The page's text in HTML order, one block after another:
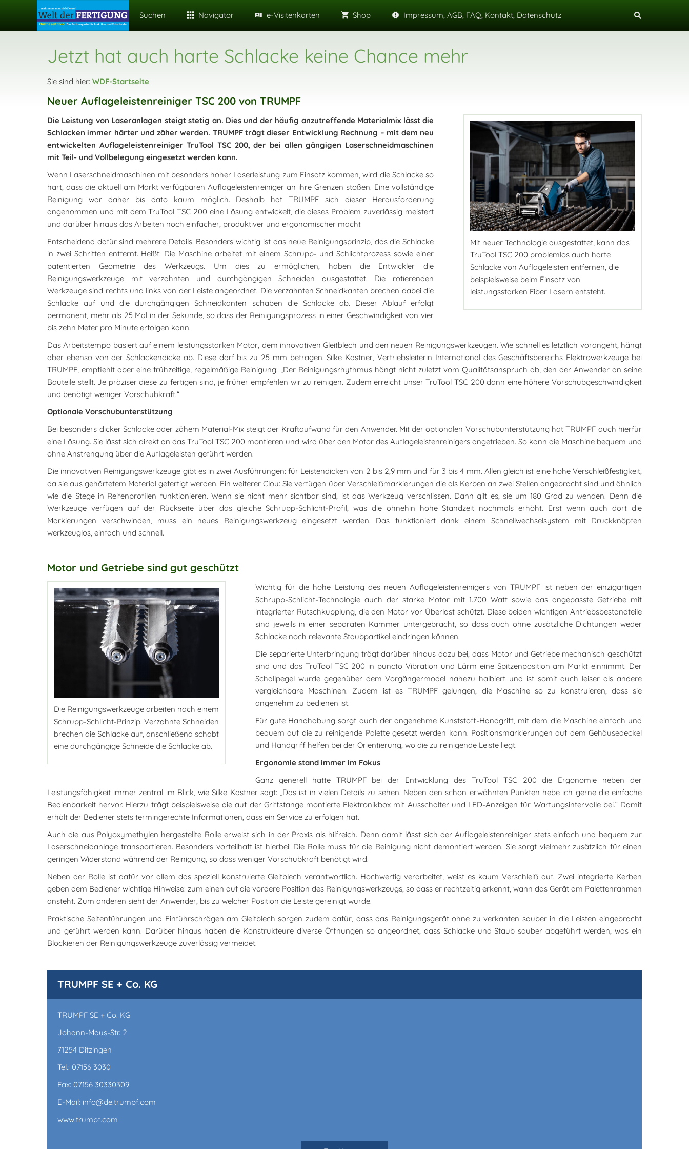
Suchen Navigator e-Visitenkarten Shop Impressum, AGB, FAQ, Kontakt, Datenschutz
Jetzt hat auch harte Schlacke keine Chance mehr
Sie sind hier: WDF-Startseite
Neuer Auflageleistenreiniger TSC 200 von TRUMPF
Mit neuer Technologie ausgestattet, kann das
TruTool TSC 200 problemlos auch harte
Schlacke von Auflageleisten entfernen, die
beispielsweise beim Einsatz von
leistungsstarken Fiber Lasern entsteht.
Die Leistung von Laseranlagen steigt stetig an. Dies und der häufig anzutreffende Materialmix lässt die
Schlacken immer härter und zäher werden. TRUMPF trägt dieser Entwicklung Rechnung – mit dem neu
entwickelten Auflageleistenreiniger TruTool TSC 200, der bei allen gängigen Laserschneidmaschinen
mit Teil- und Vollbelegung eingesetzt werden kann.
Wenn Laserschneidmaschinen mit besonders hoher Laserleistung zum Einsatz kommen, wird die Schlacke so
hart, dass die aktuell am Markt verfügbaren Auflageleistenreiniger an ihre Grenzen stoßen. Eine vollständige
Reinigung war daher bis dato kaum möglich. Deshalb hat TRUMPF sich dieser Herausforderung
angenommen und mit dem TruTool TSC 200 eine Lösung entwickelt, die dieses Problem zuverlässig meistert
und darüber hinaus das Arbeiten noch einfacher, produktiver und ergonomischer macht
Entscheidend dafür sind mehrere Details. Besonders wichtig ist das neue Reinigungsprinzip, das die Schlacke
in zwei Schritten entfernt. Heißt: Die Maschine arbeitet mit einem Schrupp- und Schlichtprozess sowie einer
patentierten Geometrie des Werkzeugs. Um dies zu ermöglichen, haben die Entwickler die
Reinigungswerkzeuge mit verzahnten und durchgängigen Schneiden ausgestattet. Die rotierenden
Werkzeuge sind rechts und links von der Leiste angeordnet. Die verzahnten Schneidkanten brechen dabei die
Schlacke auf und die durchgängigen Schneidkanten schaben die Schlacke ab. Dieser Ablauf erfolgt
permanent, mehr als 25 Mal in der Sekunde, so dass der Reinigungsprozess in einer Geschwindigkeit von vier
bis zehn Meter pro Minute erfolgen kann.
Das Arbeitstempo basiert auf einem leistungsstarken Motor, dem innovativen Gleitblech und den neuen Reinigungswerkzeugen. Wie schnell es letztlich vorangeht, hängt
aber ebenso von der Schlackendicke ab. Diese darf bis zu 25 mm betragen. Silke Kastner, Vertriebsleiterin International des Geschäftsbereichs Elektrowerkzeuge bei
TRUMPF, empfiehlt aber eine frühzeitige, regelmäßige Reinigung: „Der Reinigungsrhythmus hängt nicht zuletzt vom Qualitätsanspruch ab, den der Anwender an seine
Bauteile stellt. Je präziser diese zu fertigen sind, je früher empfehlen wir zu reinigen. Zudem erreicht unser TruTool TSC 200 dann eine höhere Vorschubgeschwindigkeit
und benötigt weniger Vorschubkraft.“
Optionale Vorschubunterstützung
Bei besonders dicker Schlacke oder zähem Material-Mix steigt der Kraftaufwand für den Anwender. Mit der optionalen Vorschubunterstützung hat TRUMPF auch hierfür
eine Lösung. Sie lässt sich direkt an das TruTool TSC 200 montieren und wird über den Motor des Auflageleistenreinigers angetrieben. So kann die Maschine bequem und
ohne Anstrengung über die Auflageleisten geführt werden.
Die innovativen Reinigungswerkzeuge gibt es in zwei Ausführungen: für Leistendicken von 2 bis 2,9 mm und für 3 bis 4 mm. Allen gleich ist eine hohe Verschleißfestigkeit,
da sie aus gehärtetem Material gefertigt werden. Ein weiterer Clou: Sie verfügen über Verschleißmarkierungen die als Kerben an zwei Stellen angebracht sind und ähnlich
wie die Stege in Reifenprofilen funktionieren. Wenn sie nicht mehr sichtbar sind, ist das Werkzeug verschlissen. Dann gilt es, sie um 180 Grad zu wenden. Denn die
Werkzeuge verfügen auf der Rückseite über das gleiche Schrupp-Schlicht-Profil, was die ohnehin hohe Standzeit nochmals erhöht. Erst wenn auch dort die
Markierungen verschwinden, muss ein neues Reinigungswerkzeug eingesetzt werden. Das funktioniert dank einem Schnellwechselsystem mit Druckknöpfen
werkzeuglos, einfach und schnell.
Motor und Getriebe sind gut geschützt
Die Reinigungswerkzeuge arbeiten nach einem
Schrupp-Schlicht-Prinzip. Verzahnte Schneiden
brechen die Schlacke auf, anschließend schabt
eine durchgängige Schneide die Schlacke ab.
Wichtig für die hohe Leistung des neuen Auflageleistenreinigers von TRUMPF ist neben der einzigartigen
Schrupp-Schlicht-Technologie auch der starke Motor mit 1.700 Watt sowie das angepasste Getriebe mit
integrierter Rutschkupplung, die den Motor vor Überlast schützt. Diese beiden wichtigen Antriebsbestandteile
sind jeweils in einer separaten Kammer untergebracht, so dass auch ohne zusätzliche Dichtungen weder
Schlacke noch relevante Staubpartikel eindringen können.
Die separierte Unterbringung trägt darüber hinaus dazu bei, dass Motor und Getriebe mechanisch geschützt
sind und das TruTool TSC 200 in puncto Vibration und Lärm eine Spitzenposition am Markt einnimmt. Der
Schallpegel wurde gegenüber dem Vorgängermodel nahezu halbiert und ist somit auch leiser als andere
vergleichbare Maschinen. Zudem ist es TRUMPF gelungen, die Maschine so zu konstruieren, dass sie
angenehm zu bedienen ist.
Für gute Handhabung sorgt auch der angenehme Kunststoff-Handgriff, mit dem die Maschine einfach und
bequem auf die zu reinigende Palette gesetzt werden kann. Positionsmarkierungen auf dem Gehäusedeckel
und Handgriff helfen bei der Orientierung, wo die zu reinigende Leiste liegt.
Ergonomie stand immer im Fokus
Ganz generell hatte TRUMPF bei der Entwicklung des TruTool TSC 200 die Ergonomie neben der
Leistungsfähigkeit immer zentral im Blick, wie Silke Kastner sagt: „Das ist in vielen Details zu sehen. Neben den schon erwähnten Punkten hebe ich gerne die einfache
Bedienbarkeit hervor. Hierzu trägt beispielsweise die auf der Griffstange montierte Elektronikbox mit Ausschalter und LED-Anzeigen für Wartungsintervalle bei.“ Damit
erhält der Bediener stets termingerechte Informationen, dass ein Service zu erfolgen hat.
Auch die aus Polyoxymethylen hergestellte Rolle erweist sich in der Praxis als hilfreich. Denn damit lässt sich der Auflageleistenreiniger stets einfach und bequem zur
Laserschneidanlage transportieren. Besonders vorteilhaft ist hierbei: Die Rolle muss für die Reinigung nicht demontiert werden. Sie sorgt vielmehr zusätzlich für einen
geringen Widerstand während der Reinigung, so dass weniger Vorschubkraft benötigt wird.
Neben der Rolle ist dafür vor allem das speziell konstruierte Gleitblech verantwortlich. Hochwertig verarbeitet, weist es kaum Verschleiß auf. Zwei integrierte Kerben
geben dem Bediener wichtige Hinweise: zum einen auf die vordere Position des Reinigungswerkzeugs, so dass er rechtzeitig erkennt, wann das Gerät am Palettenrahmen
ansteht. Zum anderen sieht der Anwender, bis zu welcher Position die Leiste gereinigt wurde.
Praktische Seitenführungen und Einführschrägen am Gleitblech sorgen zudem dafür, dass das Reinigungsgerät ohne zu verkanten sauber in die Leisten eingebracht
und geführt werden kann. Darüber hinaus haben die Konstrukteure diverse Öffnungen so angeordnet, dass Schlacke und Staub sauber abgeführt werden, was ein
Blockieren der Reinigungswerkzeuge zuverlässig vermeidet.
TRUMPF SE + Co. KG
TRUMPF SE + Co. KG
Johann-Maus-Str. 2
71254 Ditzingen
Tel.: 07156 3030
Fax: 07156 30330309
E-Mail: info@de.trumpf.com
www.trumpf.com